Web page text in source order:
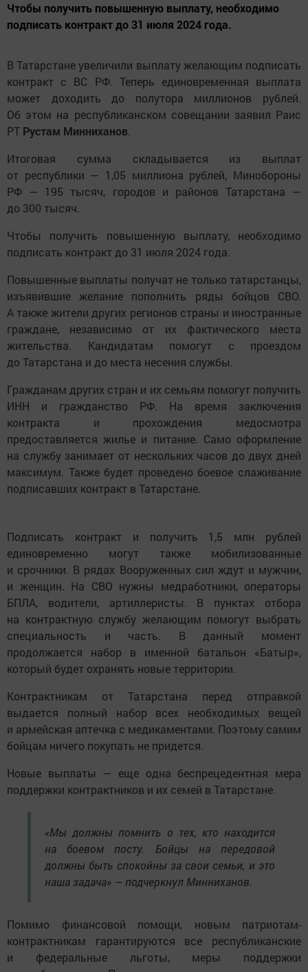
Чтобы получить повышенную выплату, необходимо
подписать контракт до 31 июля 2024 года.
В Татарстане увеличили выплату желающим подписать
контракт с ВС РФ. Теперь единовременная выплата
может доходить до полутора миллионов рублей.
Об этом на республиканском совещании заявил Раис
РТ Рустам Минниханов.
Итоговая сумма складывается из выплат
от республики — 1,05 миллиона рублей, Минобороны
РФ — 195 тысяч, городов и районов Татарстана —
до 300 тысяч.
Чтобы получить повышенную выплату, необходимо
подписать контракт до 31 июля 2024 года.
Повышенные выплаты получат не только татарстанцы,
изъявившие желание пополнить ряды бойцов СВО.
А также жители других регионов страны и иностранные
граждане, независимо от их фактического места
жительства. Кандидатам помогут с проездом
до Татарстана и до места несения службы.
Гражданам других стран и их семьям помогут получить
ИНН и гражданство РФ. На время заключения
контракта и прохождения медосмотра
предоставляется жилье и питание. Само оформление
на службу занимает от нескольких часов до двух дней
максимум. Также будет проведено боевое слаживание
подписавших контракт в Татарстане.
Подписать контракт и получить 1,5 млн рублей
единовременно могут также мобилизованные
и срочники. В рядах Вооруженных сил ждут и мужчин,
и женщин. На СВО нужны медработники, операторы
БПЛА, водители, артиллеристы. В пунктах отбора
на контрактную службу желающим помогут выбрать
специальность и часть. В данный момент
продолжается набор в именной батальон «Батыр»,
который будет охранять новые территории.
Контрактникам от Татарстана перед отправкой
выдается полный набор всех необходимых вещей
и армейская аптечка с медикаментами. Поэтому самим
бойцам ничего покупать не придется.
Новые выплаты — еще одна беспрецедентная мера
поддержки контрактников и их семей в Татарстане.
«Мы должны помнить о тех, кто находится
на боевом посту. Бойцы на передовой
должны быть спокойны за свои семьи, и это
наша задача» — подчеркнул Минниханов.
Помимо финансовой помощи, новым патриотам-
контрактникам гарантируются все республиканские
и федеральные льготы, меры поддержки